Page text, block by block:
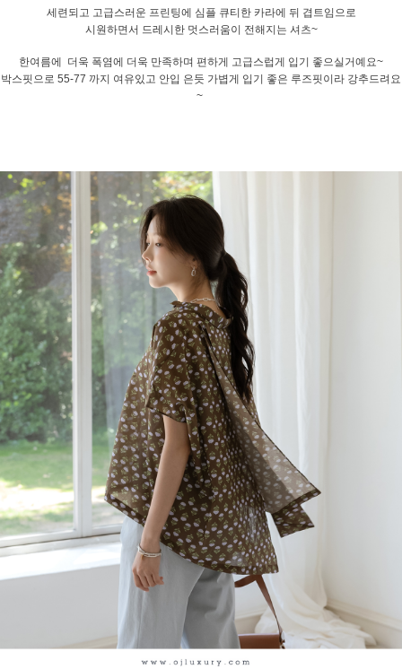
세련되고 고급스러운 프린팅에 심플 큐티한 카라에 뒤 겹트임으로
시원하면서 드레시한 멋스러움이 전해지는 셔츠~
한여름에 더욱 폭염에 더욱 만족하며 편하게 고급스럽게 입기 좋으실거예요~
박스핏으로 55-77 까지 여유있고 안입 은듯 가볍게 입기 좋은 루즈핏이라 강추드려요
~